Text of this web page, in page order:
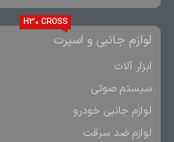
لوازم جانبی و اسپرت
H30 CROSS
ابزار آلات
سیستم صوتی
لوازم جانبی خودرو
لوازم ضد سرقت